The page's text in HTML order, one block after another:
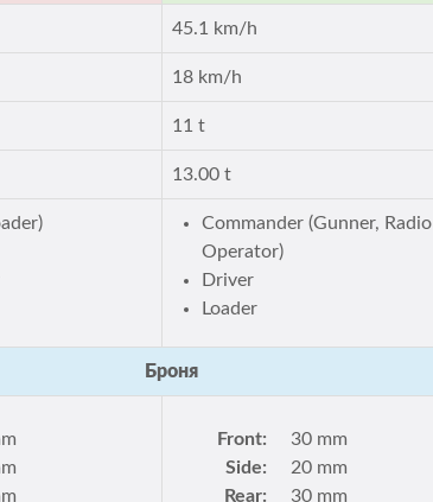
45.1 km/h
18 km/h
11 t
13.00 t
Commander (Gunner, Radio
Operator)
Driver
Loader
Броня
Front:
30 mm
Side:
20 mm
Rear:
30 mm